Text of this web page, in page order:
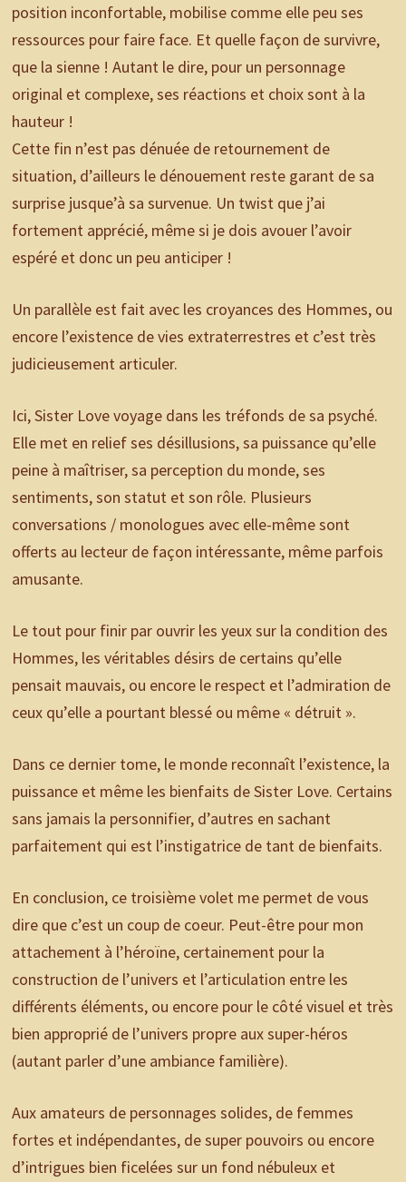
position inconfortable, mobilise comme elle peu ses
ressources pour faire face. Et quelle façon de survivre,
que la sienne ! Autant le dire, pour un personnage
original et complexe, ses réactions et choix sont à la
hauteur !
Cette fin n’est pas dénuée de retournement de
situation, d’ailleurs le dénouement reste garant de sa
surprise jusque’à sa survenue. Un twist que j’ai
fortement apprécié, même si je dois avouer l’avoir
espéré et donc un peu anticiper !
Un parallèle est fait avec les croyances des Hommes, ou
encore l’existence de vies extraterrestres et c’est très
judicieusement articuler.
Ici, Sister Love voyage dans les tréfonds de sa psyché.
Elle met en relief ses désillusions, sa puissance qu’elle
peine à maîtriser, sa perception du monde, ses
sentiments, son statut et son rôle. Plusieurs
conversations / monologues avec elle-même sont
offerts au lecteur de façon intéressante, même parfois
amusante.
Le tout pour finir par ouvrir les yeux sur la condition des
Hommes, les véritables désirs de certains qu’elle
pensait mauvais, ou encore le respect et l’admiration de
ceux qu’elle a pourtant blessé ou même « détruit ».
Dans ce dernier tome, le monde reconnaît l’existence, la
puissance et même les bienfaits de Sister Love. Certains
sans jamais la personnifier, d’autres en sachant
parfaitement qui est l’instigatrice de tant de bienfaits.
En conclusion, ce troisième volet me permet de vous
dire que c’est un coup de coeur. Peut-être pour mon
attachement à l’héroïne, certainement pour la
construction de l’univers et l’articulation entre les
différents éléments, ou encore pour le côté visuel et très
bien approprié de l’univers propre aux super-héros
(autant parler d’une ambiance familière).
Aux amateurs de personnages solides, de femmes
fortes et indépendantes, de super pouvoirs ou encore
d’intrigues bien ficelées sur un fond nébuleux et